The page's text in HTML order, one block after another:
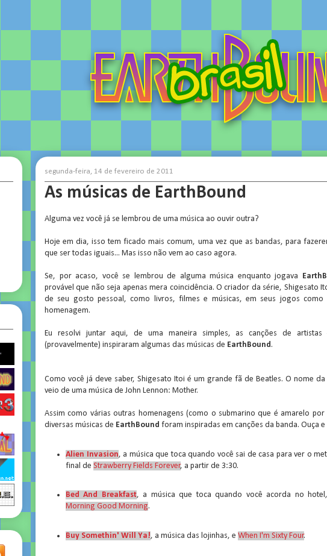
segunda-feira, 14 de fevereiro de 2011
As músicas de EarthBound
Alguma vez você já se lembrou de uma música ao ouvir outra?
Hoje em dia, isso tem ficado mais comum, uma vez que as bandas, para
que ser todas iguais... Mas isso não vem ao caso agora.
Se, por acaso, você se lembrou de alguma música enquanto jogava
provável que não seja apenas mera coincidência. O criador da série, Shigesato
de seu gosto pessoal, como livros, filmes e músicas, em seus jogos
homenagem.
Eu resolvi juntar aqui, de uma maneira simples, as canções de artistas
(provavelmente) inspiraram algumas das músicas de EarthBound.
Como você já deve saber, Shigesato Itoi é um grande fã de Beatles. O nome da
veio de uma música de John Lennon: Mother.
Assim como várias outras homenagens (como o submarino que é amarelo por
diversas músicas de EarthBound foram inspiradas em canções da banda. Ouça e
Alien Invasion, a música que toca quando você sai de casa para ver o
final de Strawberry Fields Forever, a partir de 3:30.
Bed And Breakfast, a música que toca quando você acorda no
Morning Good Morning.
Buy Somethin' Will Ya!, a música das lojinhas, e When I'm Sixty Four.